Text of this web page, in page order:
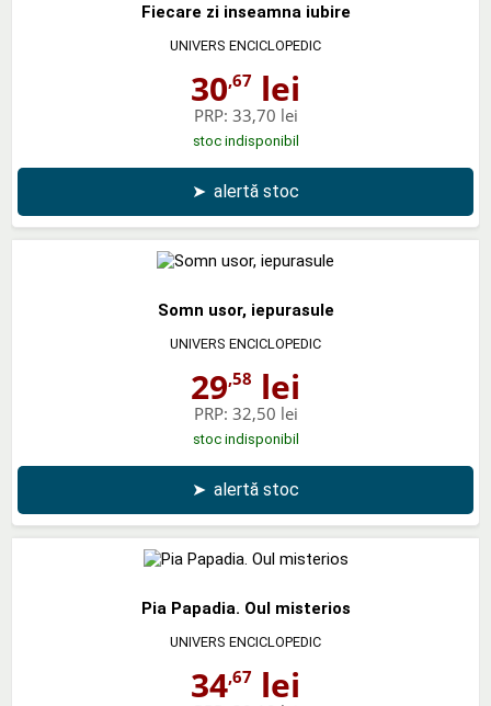
Fiecare zi inseamna iubire
UNIVERS ENCICLOPEDIC
30,67 lei
PRP: 33,70 lei
stoc indisponibil
➤ alertă stoc
Somn usor, iepurasule
UNIVERS ENCICLOPEDIC
29,58 lei
PRP: 32,50 lei
stoc indisponibil
➤ alertă stoc
Pia Papadia. Oul misterios
UNIVERS ENCICLOPEDIC
34,67 lei